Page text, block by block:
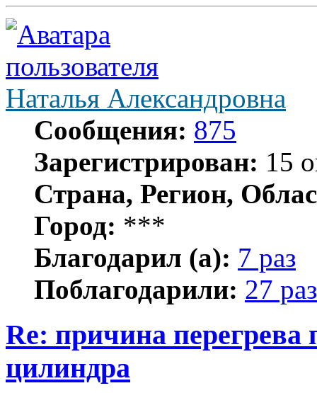
Наталья Александровна
Сообщения: 875
Зарегистрирован: 15
Страна, Регион,
Город: ***
Благодарил (а): 7 раз
Поблагодарили: 27 раз
Re: причина перегрева
цилиндра